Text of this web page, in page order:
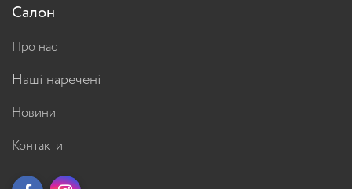
Салон
Про нас
Наші наречені
Новини
Контакти